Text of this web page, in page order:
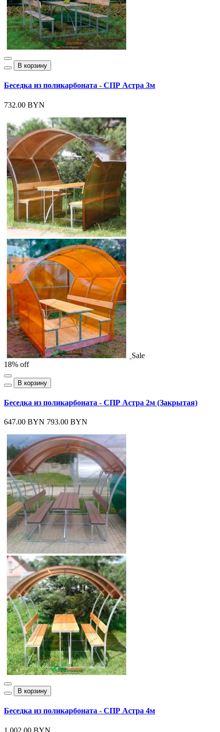
В корзину
Беседка из поликарбоната - СПР Астра 3м
732.00 BYN
Sale
18% off
В корзину
Беседка из поликарбоната - СПР Астра 2м (Закрытая)
647.00 BYN 793.00 BYN
В корзину
Беседка из поликарбоната - СПР Астра 4м
1 002.00 BYN